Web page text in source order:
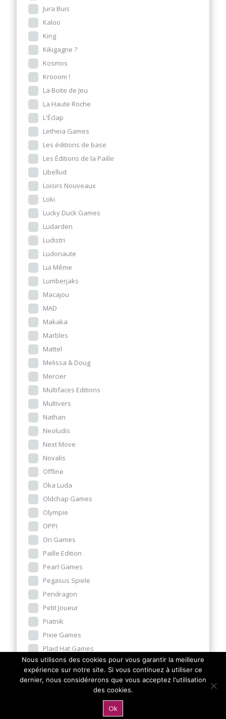
Jura Buis
Kaloo
King
Kikigagne ?
Kosmos
Krooom !
La Boite de Jeu
La Haute Roche
L'Éclap
Letheia Games
Les éditions de base
Les Éditions de la Paille
Libellud
Loisirs Nouveaux
Loki
Lucky Duck Games
Ludarden
Ludistri
Ludonaute
Lui Même
Lumberjaks
Macajou
MAD
Makaka
Marbles
Mattel
Melissa & Doug
Mercier
Multifaces Editions
Multivers
Nathan
Neoludis
Next Move
Novalis
Offline
Oka Luda
Oldchap Games
Olympie
OPPI
Ori Games
Paille Edition
Pearl Games
Pegasus Spiele
Pendragon
Petit Joueur
Piatnik
Pixie Games
Plaid Hat Games
Placôte
Play Punk
Pleasant Company
Nous utilisons des cookies pour vous garantir la meilleure
expérience sur notre site. Si vous continuez à utiliser ce
dernier, nous considérerons que vous acceptez l'utilisation
des cookies.
Ok